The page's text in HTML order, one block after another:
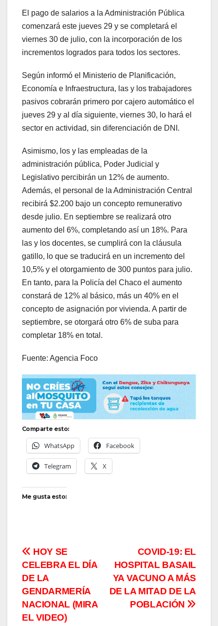
El pago de salarios a la Administración Pública
comenzará este jueves 29 y se completará el
viernes 30 de julio, con la incorporación de los
incrementos logrados para todos los sectores.
Según informó el Ministerio de Planificación,
Economía e Infraestructura, las y los trabajadores
pasivos cobrarán primero por cajero automático el
jueves 29 y al día siguiente, viernes 30, lo hará el
sector en actividad, sin diferenciación de DNI.
Asimismo, los y las empleadas de la
administración pública, Poder Judicial y
Legislativo percibirán un 12% de aumento.
Además, el personal de la Administración Central
recibirá $2.200 bajo un concepto remunerativo
desde julio. En septiembre se realizará otro
aumento del 6%, completando así un 18%. Para
las y los docentes, se cumplirá con la cláusula
gatillo, lo que se traducirá en un incremento del
10,5% y el otorgamiento de 300 puntos para julio.
En tanto, para la Policía del Chaco el aumento
constará de 12% al básico, más un 40% en el
concepto de asignación por vivienda. A partir de
septiembre, se otorgará otro 6% de suba para
completar 18% en total.
Fuente: Agencia Foco
Comparte esto:
WhatsApp Facebook
Telegram X
Me gusta esto:
Navegación
de
entradas
COVID-19: EL
HOSPITAL BASAIL
YA VACUNO A MÁS
DE LA MITAD DE LA
POBLACIÓN
HOY SE
CELEBRA EL DÍA
DE LA
GENDARMERÍA
NACIONAL (MIRA
EL VIDEO)